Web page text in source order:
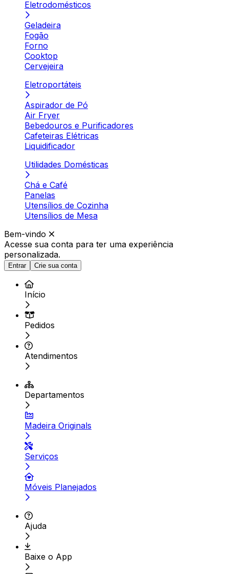
Eletrodomésticos
Geladeira
Fogão
Forno
Cooktop
Cervejeira
Eletroportáteis
Aspirador de Pó
Air Fryer
Bebedouros e Purificadores
Cafeteiras Elétricas
Liquidificador
Utilidades Domésticas
Chá e Café
Panelas
Utensílios de Cozinha
Utensílios de Mesa
Bem-vindo
Acesse sua conta para ter uma experiência
personalizada.
Entrar Crie sua conta
Início
Pedidos
Atendimentos
Departamentos
Madeira Originals
Serviços
Móveis Planejados
Ajuda
Baixe o App